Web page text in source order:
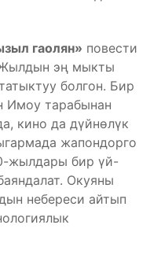
гаолян» повести
эң мыкты
болгон. Бир
Имоу тарабынан
кино да дүйнөлүк
жапондорго
жылдары бир үй-
Окуяны
небереси айтып